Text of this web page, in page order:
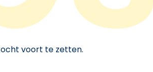
voort te zetten.